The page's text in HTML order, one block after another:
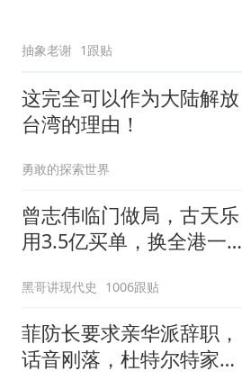
抽象老谢 1跟贴
这完全可以作为大陆解放
台湾的理由！
勇敢的探索世界
曾志伟临门做局，古天乐
用3.5亿买单，换全港一声
黑哥讲现代史 1006跟贴
菲防长要求亲华派辞职，
话音刚落，杜特尔特家族